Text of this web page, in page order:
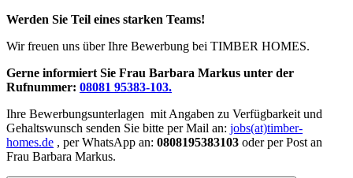
Werden Sie Teil eines starken Teams!
Wir freuen uns über Ihre Bewerbung bei TIMBER HOMES.
Gerne informiert Sie Frau Barbara Markus unter der
Rufnummer: 08081 95383-103.
Ihre Bewerbungsunterlagen mit Angaben zu Verfügbarkeit und
Gehaltswunsch senden Sie bitte per Mail an: jobs(at)timber-
homes.de , per WhatsApp an: 0808195383103 oder per Post an
Frau Barbara Markus.